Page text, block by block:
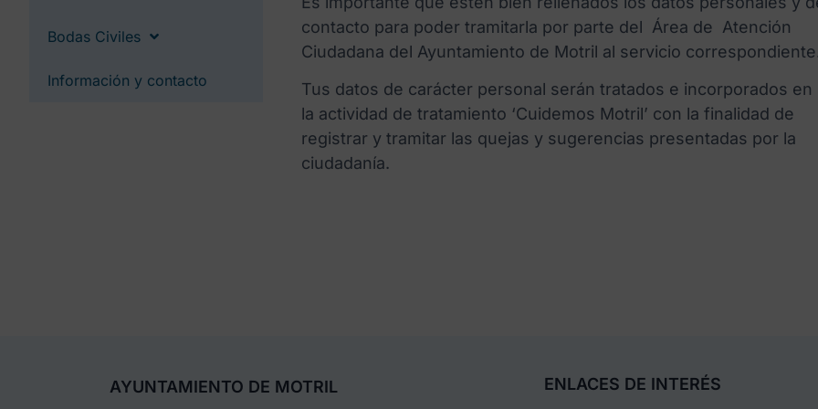
Bodas Civiles
Información y contacto
contacto para poder tramitarla por parte del Área de Atención
Ciudadana del Ayuntamiento de Motril al servicio
Tus datos de carácter personal serán tratados e incorporados en
la actividad de tratamiento ‘Cuidemos Motril’ con la finalidad de
registrar y tramitar las quejas y sugerencias presentadas por la
ciudadanía.
AYUNTAMIENTO DE MOTRIL ENLACES DE INTERÉS